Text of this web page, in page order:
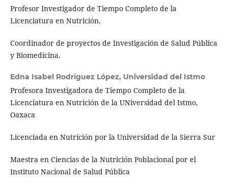
Profesor Investigador de Tiempo Completo de la
Licenciatura en Nutrición.
Coordinador de proyectos de Investigación de Salud Pública
y Biomedicina.
Edna Isabel Rodríguez López, Universidad del Istmo
Profesora Investigadora de Tiempo Completo de la
Licenciatura en Nutrición de la UNiversidad del Istmo,
Oaxaca
Licenciada en Nutrición por la Universidad de la Sierra Sur
Maestra en Ciencias de la Nutrición Poblacional por el
Instituto Nacional de Salud Pública